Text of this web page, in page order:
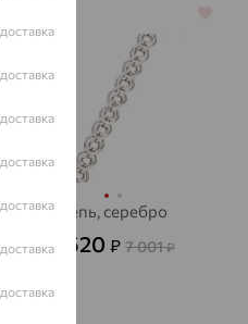
Цепь, серебро
2 520₽ 7 001₽
доставка
доставка
доставка
доставка
доставка
доставка
доставка